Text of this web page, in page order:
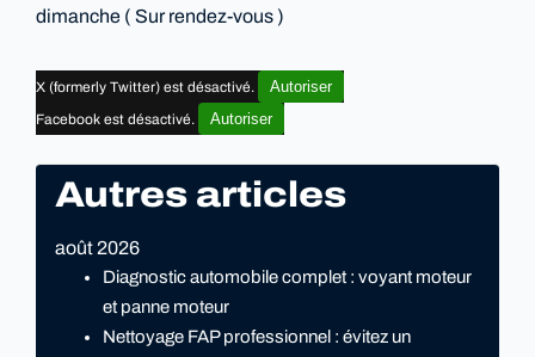
dimanche ( Sur rendez-vous )
X (formerly Twitter) est désactivé. Autoriser
Facebook est désactivé. Autoriser
Autres articles
août 2026
Diagnostic automobile complet : voyant moteur
et panne moteur
Nettoyage FAP professionnel : évitez un